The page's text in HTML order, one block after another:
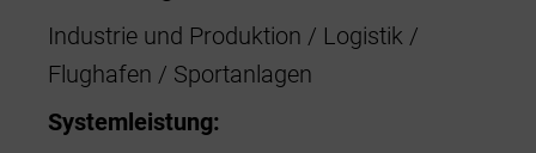
Industrie und Produktion / Logistik /
Flughafen / Sportanlagen
Systemleistung: